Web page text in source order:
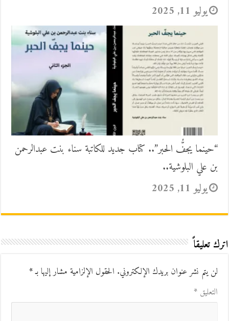
يوليو 11, 2025
“حينما يجفُّ الحبر”.. كتاب جديد للكاتبة سناء بنت عبدالرحمن
بن علي البلوشية..
يوليو 11, 2025
اترك تعليقاً
لن يتم نشر عنوان بريدك الإلكتروني. الحقول الإلزامية مشار إليها بـ*
التعليق*